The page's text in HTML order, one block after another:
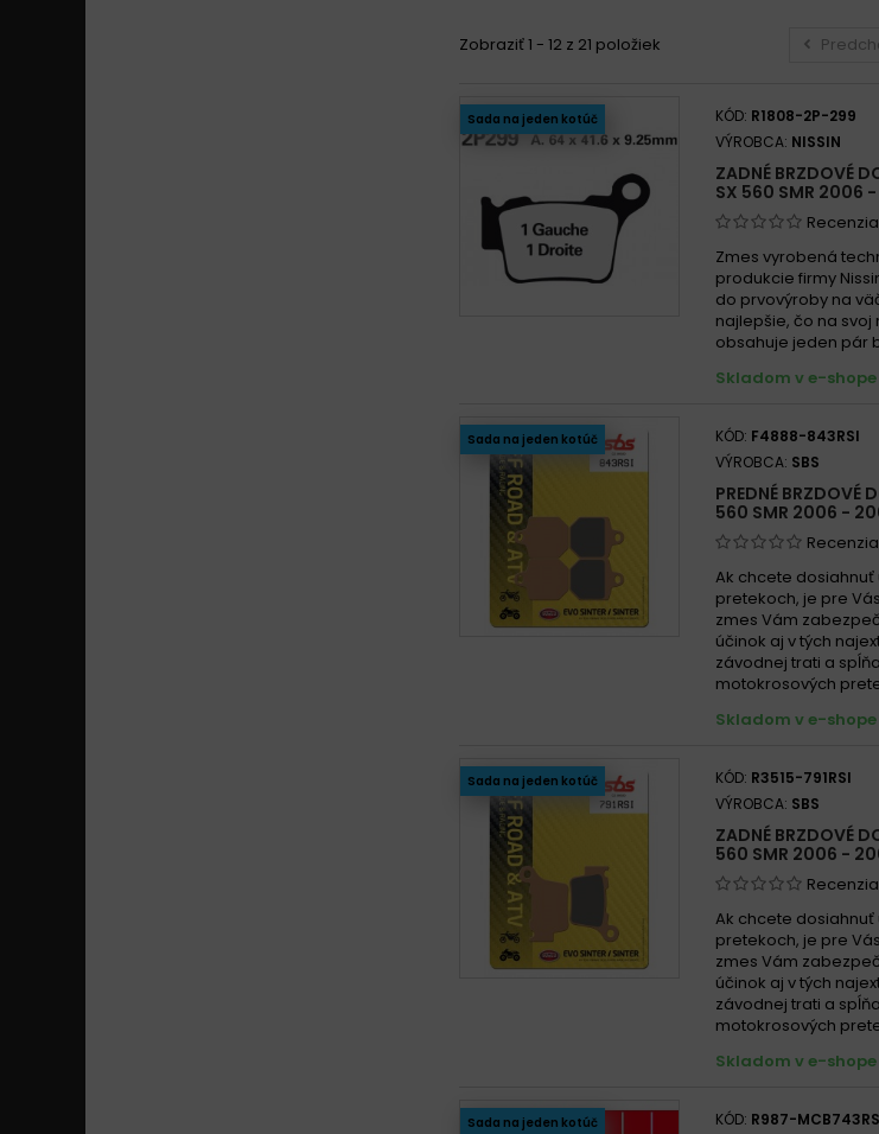
Zobraziť 1 - 12 z 21 položiek
Sada na jeden kotúč KÓD: R1808-2P-299
VÝROBCA: NISSIN
ZADNÉ BRZDOVÉ
SX 560 SMR 2006 -
Zmes vyrobená
produkcie firmy
do prvovýroby na
najlepšie, čo na
obsahuje jeden pár
Skladom v e-shope
Sada na jeden kotúč KÓD: F4888-843RSI
VÝROBCA: SBS
PREDNÉ BRZDOVÉ
560 SMR 2006 -
Ak chcete
pretekoch, je pre
zmes Vám
účinok aj v tých
závodnej trati a
motokrosových
Skladom v e-shope
Sada na jeden kotúč KÓD: R3515-791RSI
VÝROBCA: SBS
ZADNÉ BRZDOVÉ
560 SMR 2006 -
Ak chcete
pretekoch, je pre
zmes Vám
účinok aj v tých
závodnej trati a
motokrosových
Skladom v e-shope
Sada na jeden kotúč KÓD: R987-